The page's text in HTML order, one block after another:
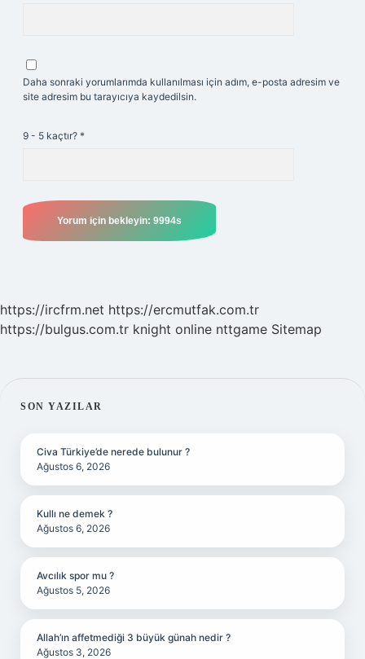
Daha sonraki yorumlarımda kullanılması için adım, e-posta adresim ve
site adresim bu tarayıcıya kaydedilsin.
9 - 5 kaçtır? *
https://ircfrm.net https://ercmutfak.com.tr
https://bulgus.com.tr knight online nttgame Sitemap
SIDEBAR
SON YAZILAR
Civa Türkiye’de nerede bulunur ?
Ağustos 6, 2026
Kullı ne demek ?
Ağustos 6, 2026
Avcılık spor mu ?
Ağustos 5, 2026
Allah’ın affetmediği 3 büyük günah nedir ?
Ağustos 3, 2026